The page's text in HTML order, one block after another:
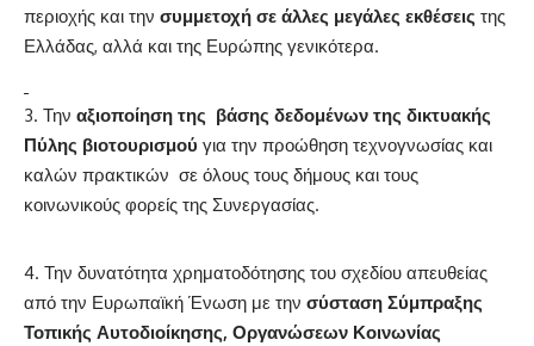
περιοχής και την συμμετοχή σε άλλες μεγάλες εκθέσεις της
Ελλάδας, αλλά και της Ευρώπης γενικότερα.
Την αξιοποίηση της βάσης δεδομένων της δικτυακής
Πύλης βιοτουρισμού για την προώθηση τεχνογνωσίας και
καλών πρακτικών σε όλους τους δήμους και τους
κοινωνικούς φορείς της Συνεργασίας.
Την δυνατότητα χρηματοδότησης του σχεδίου απευθείας
από την Ευρωπαϊκή Ένωση με την σύσταση Σύμπραξης
Τοπικής Αυτοδιοίκησης, Οργανώσεων Κοινωνίας